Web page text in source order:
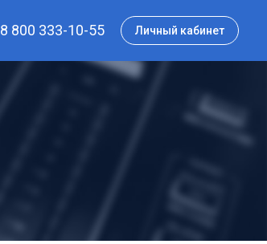
8 800 333-10-55 Личный кабинет